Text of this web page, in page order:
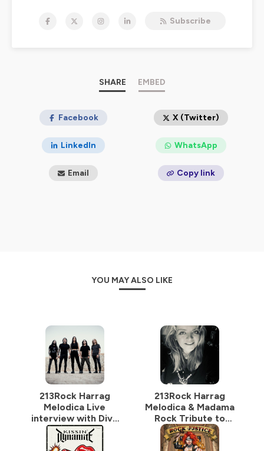
https://urlz.fr/bmOO
https://urlz.fr/bmXA
#vinylestimes #podcast #213Rock 👍
Subscribe
SHARE EMBED
Facebook X (Twitter)
LinkedIn WhatsApp
Email Copy link
YOU MAY ALSO LIKE
213Rock Harrag
Melodica Live
interview with Diva
Satanica of
BloodHunter 16 07
213Rock Harrag
Melodica & Madama
Rock Tribute to
Sylvie Grare 20 07
2026 Vinylestimes